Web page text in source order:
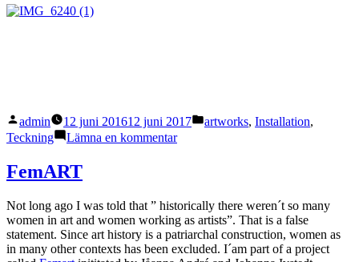
Publicerat
av
admin 12 juni 201612 juni 2017
Publicerat
artworks, Installation,
Teckning
Lämna en kommentartill
mackadamm
FemART
Not long ago I was told that ” historically there weren´t so many
women in art and women working as artists”. That is a false
statement. Since art history is a patriarchal construction, women as
in many other contexts has been excluded. I´am part of a project